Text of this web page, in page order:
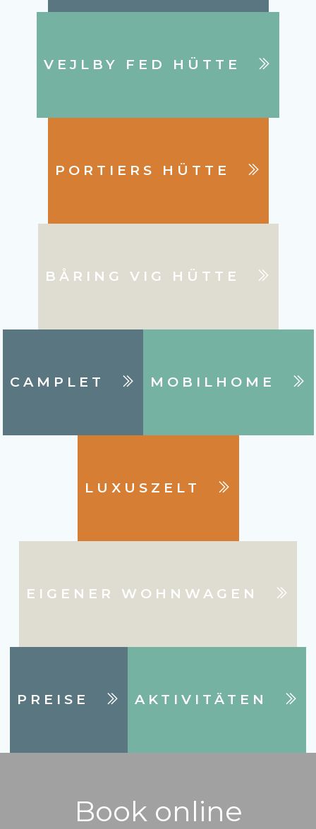
VEJLBY FED HÜTTE
PORTIERS HÜTTE
BÅRING VIG HÜTTE
CAMPLET MOBILHOME
LUXUSZELT
EIGENER WOHNWAGEN
PREISE AKTIVITÄTEN
Book online